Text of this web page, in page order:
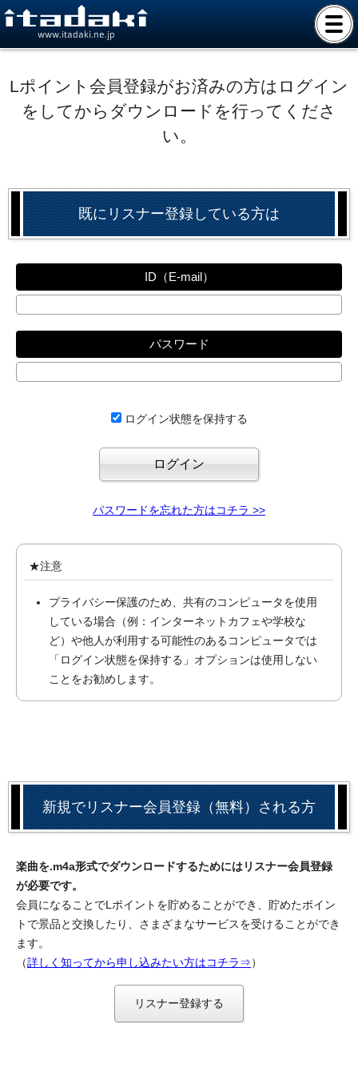
www.itadaki.ne.jp
Lポイント会員登録がお済みの方はログイン
をしてからダウンロードを行ってくださ
い。
既にリスナー登録している方は
ID（E-mail）
パスワード
ログイン状態を保持する
パスワードを忘れた方はコチラ >>
★注意
プライバシー保護のため、共有のコンピュータを使用
している場合（例：インターネットカフェや学校な
ど）や他人が利用する可能性のあるコンピュータでは
「ログイン状態を保持する」オプションは使用しない
ことをお勧めします。
新規でリスナー会員登録（無料）される方
楽曲を.m4a形式でダウンロードするためにはリスナー会員登録
が必要です。
会員になることでLポイントを貯めることができ、貯めたポイン
トで景品と交換したり、さまざまなサービスを受けることができ
ます。
（詳しく知ってから申し込みたい方はコチラ⇒）
リスナー登録する